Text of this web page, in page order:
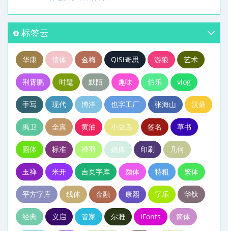
标签云
华康 倩体 金梅 QiSi奇思 游狼 艺术
荆霄鹏 时髦 默陌 趣味 伯乐 vlog
手写 现代 博洋 也字工厂 张海山 汉鼎
禹卫 全真 黄油 小豆岛 签名 草书
圆体 标准 禅羽 姚体 印刷 几何
玉禅 米开 吉页字库 颜体 特粗 繁体
平方字库 线体 金融 康熙 字乐 华钛
经典 义启 管家 尔雅 iFonts 简体